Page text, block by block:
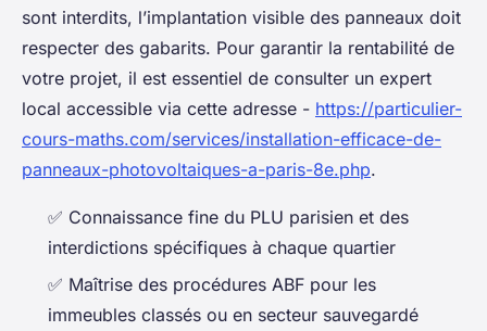
sont interdits, l’implantation visible des panneaux doit
respecter des gabarits. Pour garantir la rentabilité de
votre projet, il est essentiel de consulter un expert
local accessible via cette adresse - https://particulier-
cours-maths.com/services/installation-efficace-de-
panneaux-photovoltaiques-a-paris-8e.php.
✅ Connaissance fine du PLU parisien et des
interdictions spécifiques à chaque quartier
✅ Maîtrise des procédures ABF pour les
immeubles classés ou en secteur sauvegardé